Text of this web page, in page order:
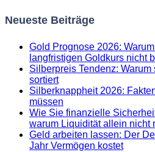
Neueste Beiträge
Gold Prognose 2026:
langfristigen Goldkurs nicht
Silberpreis Tendenz:
sortiert
Silberknappheit 2026:
müssen
Wie Sie finanzielle
warum Liquidität allein nicht
Geld arbeiten lassen: Der
Jahr Vermögen kostet